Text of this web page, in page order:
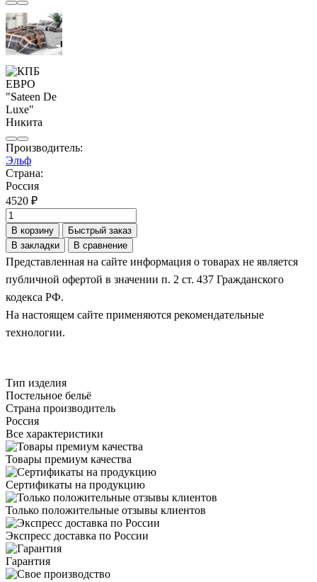
Производитель:
Эльф
Страна:
Россия
4520 ₽
В корзину
Быстрый заказ
В закладки
В сравнение
Представленная на сайте информация о товарах не является
публичной офертой в значении п. 2 ст. 437 Гражданского
кодекса РФ.
На настоящем сайте применяются рекомендательные
технологии.
Тип изделия
Постельное бельё
Страна производитель
Россия
Все характеристики
Товары премиум качества
Сертификаты на продукцию
Только положительные отзывы клиентов
Экспресс доставка по России
Гарантия